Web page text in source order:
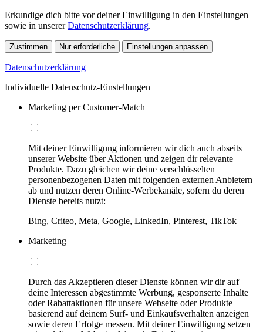
Erkundige dich bitte vor deiner Einwilligung in den Einstellungen
sowie in unsererDatenschutzerklärung.
Zustimmen Nur erforderliche Einstellungen anpassen
Datenschutzerklärung
Individuelle Datenschutz-Einstellungen
Marketing per Customer-Match
Mit deiner Einwilligung informieren wir dich auch abseits
unserer Website über Aktionen und zeigen dir relevante
Produkte. Dazu gleichen wir deine verschlüsselten
personenbezogenen Daten mit folgenden externen Anbietern
ab und nutzen deren Online-Werbekanäle, sofern du deren
Dienste bereits nutzt:
Bing, Criteo, Meta, Google, LinkedIn, Pinterest, TikTok
Marketing
Durch das Akzeptieren dieser Dienste können wir dir auf
deine Interessen abgestimmte Werbung, gesponserte Inhalte
oder Rabattaktionen für unsere Webseite oder Produkte
basierend auf deinem Surf- und Einkaufsverhalten anzeigen
sowie deren Erfolge messen. Mit deiner Einwilligung setzen